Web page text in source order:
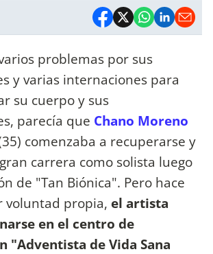
problemas por sus
y varias internaciones para
su cuerpo y sus
parecía que Chano Moreno
comenzaba a recuperarse y
carrera como solista luego
de "Tan Biónica". Pero hace
voluntad propia, el artista
en el centro de
"Adventista de Vida Sana